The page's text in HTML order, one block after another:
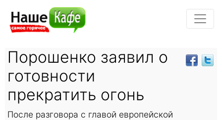
Порошенко заявил о
готовности
прекратить огонь
После разговора с главой европейской